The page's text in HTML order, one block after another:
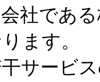
社であ
ます。
サービ